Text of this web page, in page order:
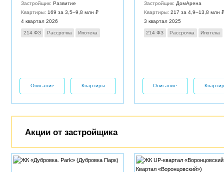
Застройщик:Развитие
Квартиры: 169 за 3,5–9,8 млн ₽
4 квартал 2026
214 ФЗ Рассрочка Ипотека
Описание Квартиры
Застройщик: ДомАрена
Квартиры: 217 за 4,9–13,8 млн ₽
3 квартал 2025
214 ФЗ Рассрочка Ипотека
Описание
Акции от застройщика